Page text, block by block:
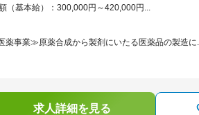
（基本給）：300,000円～420,000円...
事業≫原薬合成から製剤にいたる医薬品の製造に...
求人詳細を見る